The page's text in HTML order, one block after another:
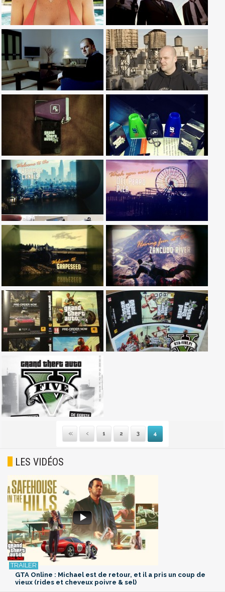
Première
Précédente
1 2 3 4
LES VIDÉOS
GTA Online : Michael est de retour, et il a pris un coup de
vieux (rides et cheveux poivre & sel)